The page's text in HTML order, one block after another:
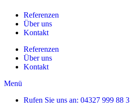
Referenzen
Über uns
Kontakt
Referenzen
Über uns
Kontakt
Menü
Rufen Sie uns an: 04327 999 88 3